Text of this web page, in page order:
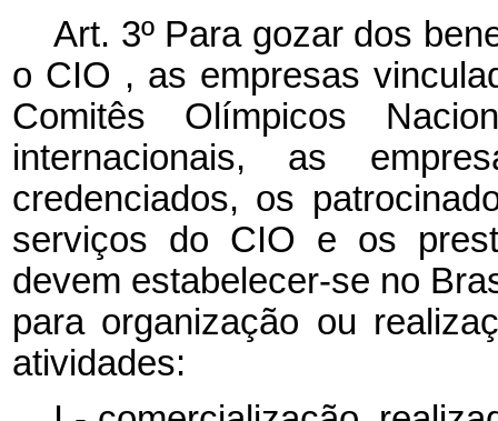
Art. 3º Para gozar dos
o CIO , as empresas
Comitês Olímpicos
internacionais, as
credenciados, os
serviços do CIO e os
devem estabelecer-se no
para organização ou
atividades: